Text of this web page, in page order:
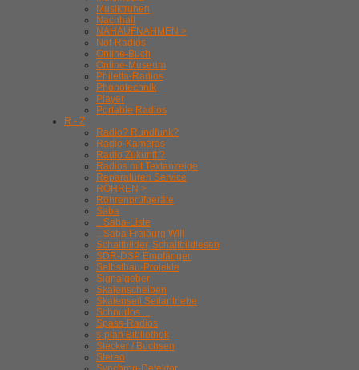
Musiktruhen
Nachhall
NAHAUFNAHMEN >
Not-Radios
Online-Buch
Online-Museum
Philetta-Radios
Phonotechnik
Player
Portable Radios
R - Z
Radio? Rundfunk?
Radio-Kameras
Radio Zukunft ?
Radios mit Textanzeige
Reparaturen Service
RÖHREN >
Röhrenprüfgeräte
Saba
.. Saba-Liste
.. Saba Freiburg WIII
Schaltbilder, Schaltbildlesen
SDR-DSP Empfänger
Selbstbau-Projekte
Signalgeber
Skalenscheiben
Skalenseil Seilantriebe
Schnurlos ...
Spass-Radios
s-plan Bibliothek
Stecker / Buchsen
Stereo